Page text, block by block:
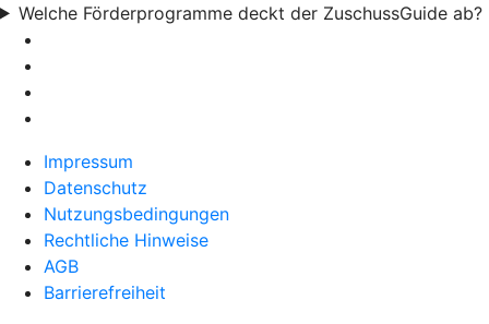
Welche Förderprogramme deckt der ZuschussGuide ab?
Impressum
Datenschutz
Nutzungsbedingungen
Rechtliche Hinweise
AGB
Barrierefreiheit